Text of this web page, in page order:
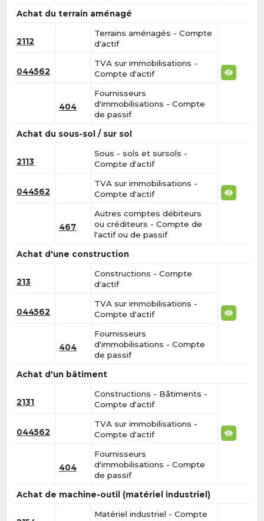
Achat du terrain aménagé
2112
Terrains aménagés - Compte
d'actif
044562
TVA sur immobilisations -
Compte d'actif
404
Fournisseurs
d'immobilisations - Compte
de passif
Achat du sous-sol / sur sol
2113
Sous - sols et sursols -
Compte d'actif
044562
TVA sur immobilisations -
Compte d'actif
467
Autres comptes débiteurs
ou créditeurs - Compte de
l'actif ou de passif
Achat d'une construction
213
Constructions - Compte
d'actif
044562
TVA sur immobilisations -
Compte d'actif
404
Fournisseurs
d'immobilisations - Compte
de passif
Achat d'un bâtiment
2131
Constructions - Bâtiments -
Compte d'actif
044562
TVA sur immobilisations -
Compte d'actif
404
Fournisseurs
d'immobilisations - Compte
de passif
Achat de machine-outil (matériel industriel)
Matériel industriel - Compte